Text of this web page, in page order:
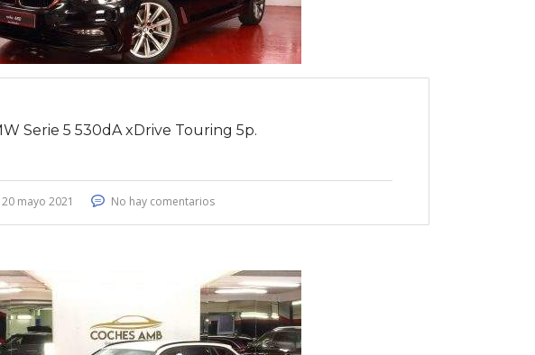
Serie 5 530dA xDrive Touring 5p.
20 mayo 2021 No hay comentarios